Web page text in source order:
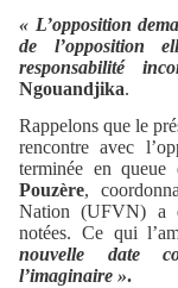
« L’opposition
de l’opposition
responsabilité
Ngouandjika.
Rappelons que le
rencontre avec
terminée en
Pouzère,
Nation (UFVN) a
notées. Ce qui
nouvelle date
l’imaginaire ».